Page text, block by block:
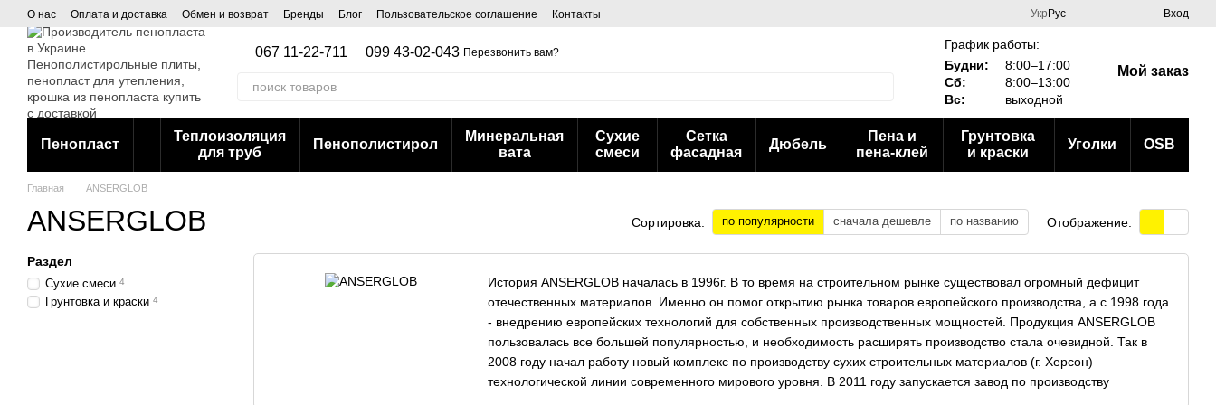
Перейти к основному контенту
О нас Оплата и доставка Обмен и возврат Бренды Блог Пользовательское соглашение Контакты Укр Рус Вход
067 11-22-711 099 43-02-043 Перезвонить вам?
График работы:
Будни:
8:00–17:00
Сб:
8:00–13:00
Вс:
выходной
Мой заказ
Пенопласт
Теплоизоляция
для труб
Пенополистирол
Минеральная
вата
Сухие
смеси
Сетка
фасадная
Дюбель
Пена и
пена-клей
Грунтовка
и краски
Уголки OSB
Главная ANSERGLOB
ANSERGLOB Сортировка: по популярности сначала дешевле по названию Отображение:
История ANSERGLOB началась в 1996г. В то время на строительном рынке существовал огромный дефицит
отечественных материалов. Именно он помог открытию рынка товаров европейского производства, а с 1998 года
- внедрению европейских технологий для собственных производственных мощностей. Продукция ANSERGLOB
пользовалась все большей популярностью, и необходимость расширять производство стала очевидной. Так в
2008 году начал работу новый комплекс по производству сухих строительных материалов (г. Херсон)
технологической линии современного мирового уровня. В 2011 году запускается завод по производству
Раздел
Сухие смеси 4
Грунтовка и краски 4